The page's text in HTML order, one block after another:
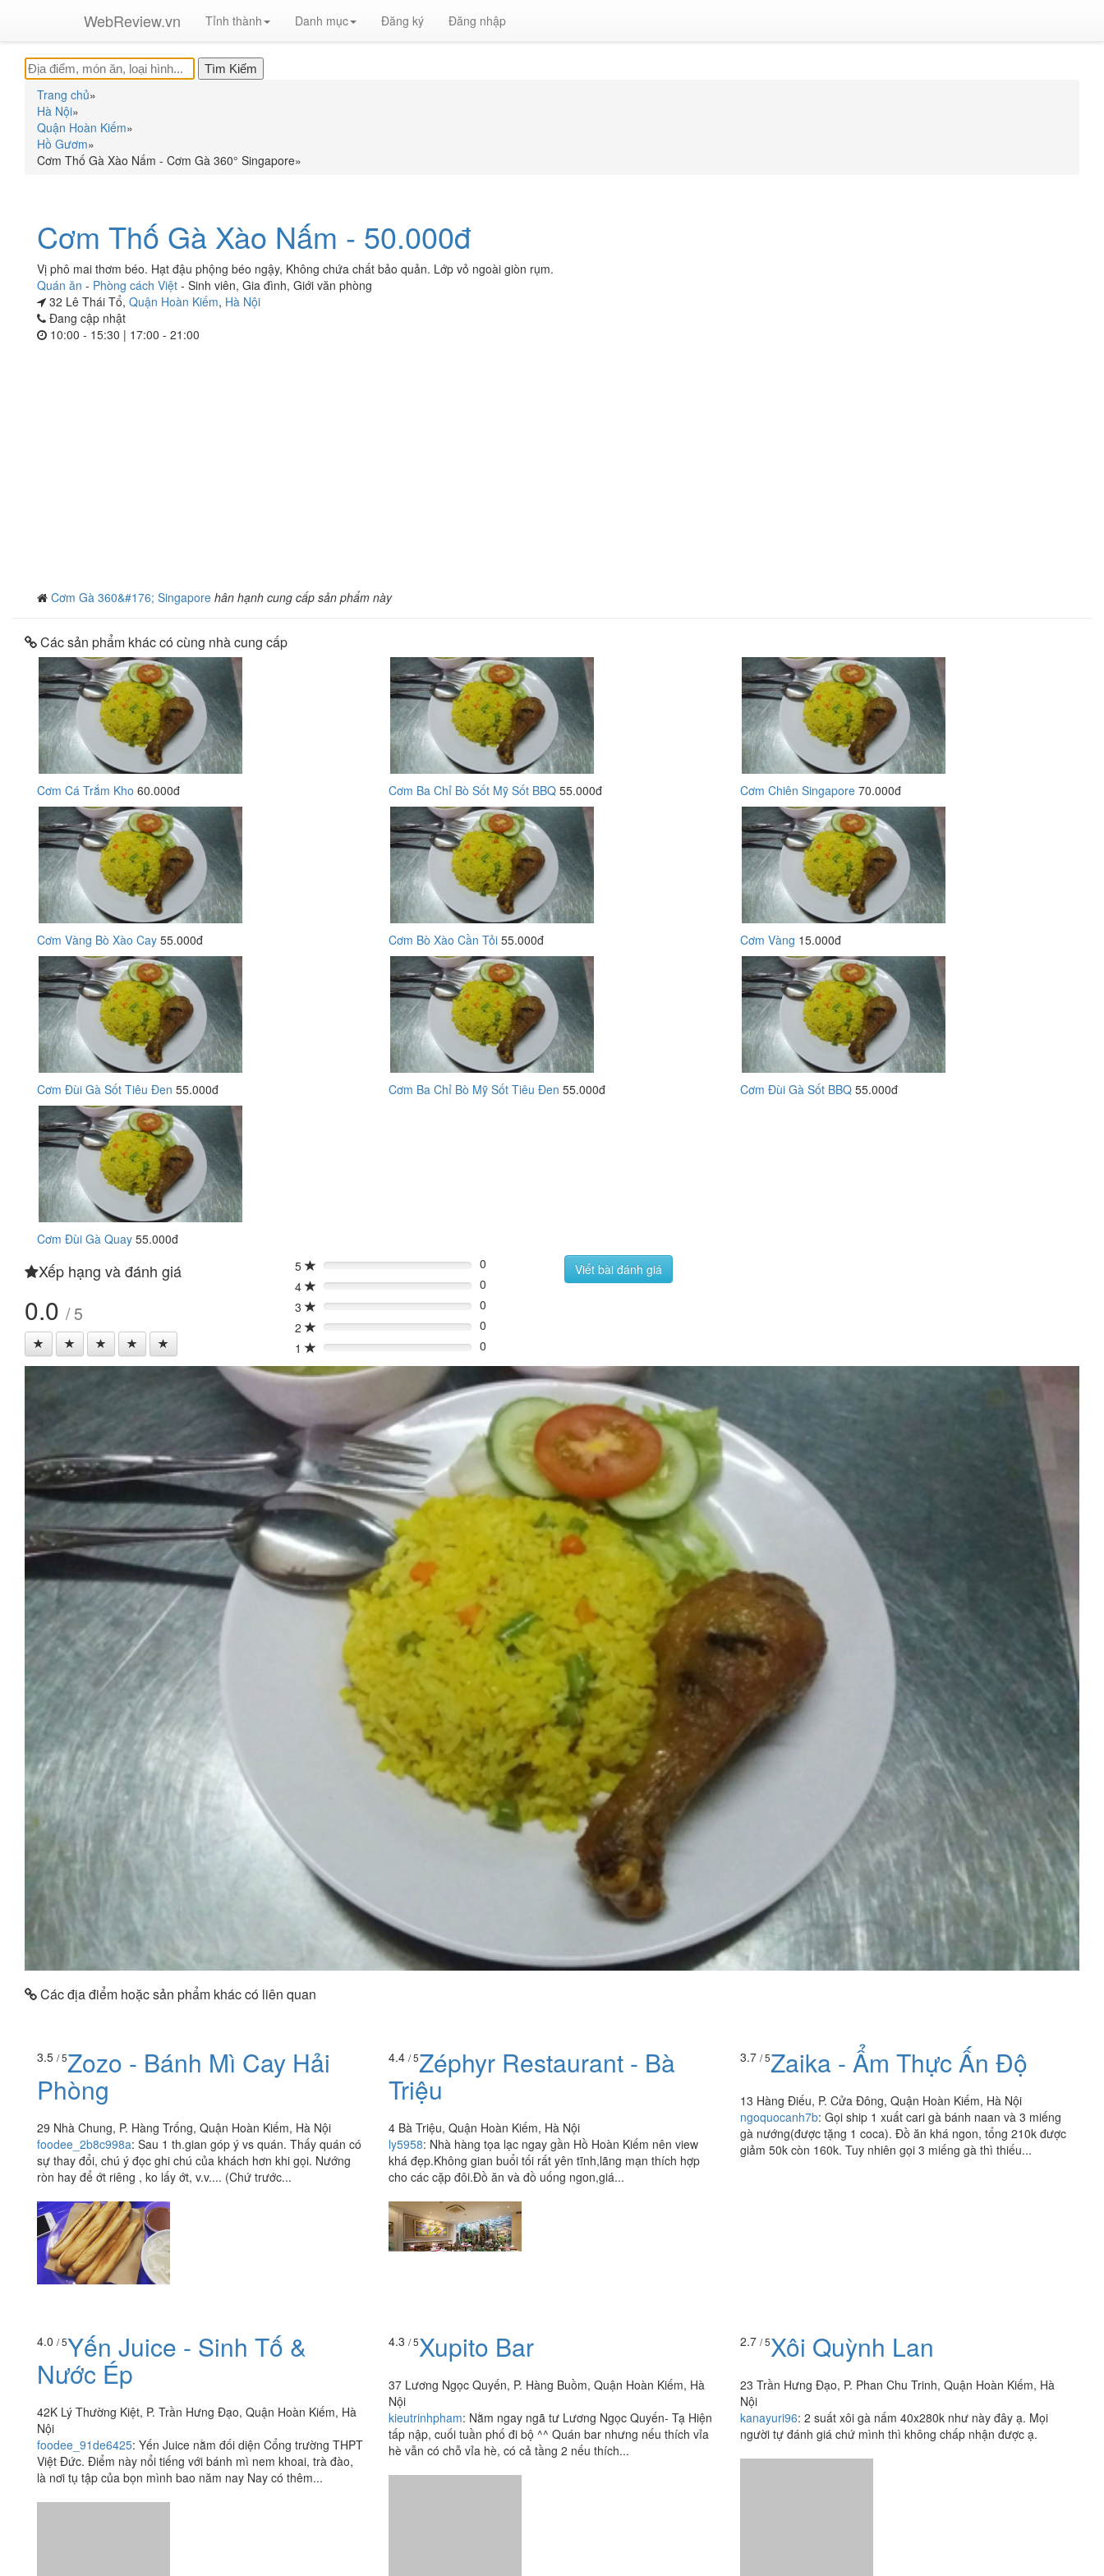
WebReview.vn Tỉnh thành Danh mục Đăng ký Đăng nhập
Trang chủ»
Hà Nội»
Quận Hoàn Kiếm»
Hồ Gươm»
Cơm Thố Gà Xào Nấm - Cơm Gà 360° Singapore»
Cơm Thố Gà Xào Nấm - 50.000đ
Vị phô mai thơm béo. Hạt đậu phộng béo ngậy, Không chứa chất bảo quản. Lớp vỏ ngoài giòn rụm.
Quán ăn - Phòng cách Việt - Sinh viên, Gia đình, Giới văn phòng
32 Lê Thái Tổ, Quận Hoàn Kiếm, Hà Nội
Đang cập nhật
10:00 - 15:30 | 17:00 - 21:00
Cơm Gà 360&#176; Singapore hân hạnh cung cấp sản phẩm này
Các sản phẩm khác có cùng nhà cung cấp
Cơm Cá Trắm Kho 60.000đ Cơm Ba Chỉ Bò Sốt Mỹ Sốt BBQ 55.000đ Cơm Chiên Singapore 70.000đ
Cơm Vàng Bò Xào Cay 55.000đ Cơm Bò Xào Cần Tỏi 55.000đ Cơm Vàng 15.000đ
Cơm Đùi Gà Sốt Tiêu Đen 55.000đ Cơm Ba Chỉ Bò Mỹ Sốt Tiêu Đen 55.000đ Cơm Đùi Gà Sốt BBQ 55.000đ
Cơm Đùi Gà Quay 55.000đ
Xếp hạng và đánh giá
0.0 / 5
5 0%
0
4
0%
0
3
0%
0
2
0%
0
1
0% 0
Viết bài đánh giá
Các địa điểm hoặc sản phẩm khác có liên quan
3.5 / 5Zozo - Bánh Mì Cay Hải
Phòng
29 Nhà Chung, P. Hàng Trống, Quận Hoàn Kiếm, Hà Nội
foodee_2b8c998a: Sau 1 th.gian góp ý vs quán. Thấy quán có
sự thay đổi, chú ý đọc ghi chú của khách hơn khi gọi. Nướng
ròn hay để ớt riêng , ko lấy ớt, v.v.... (Chứ trước...
4.4 / 5Zéphyr Restaurant - Bà
Triệu
4 Bà Triệu, Quận Hoàn Kiếm, Hà Nội
ly5958: Nhà hàng tọa lạc ngay gần Hồ Hoàn Kiếm nên view
khá đẹp.Không gian buổi tối rất yên tĩnh,lãng mạn thích hợp
cho các cặp đôi.Đồ ăn và đồ uống ngon,giá...
3.7 / 5Zaika - Ẩm Thực Ấn Độ
13 Hàng Điếu, P. Cửa Đông, Quận Hoàn Kiếm, Hà Nội
ngoquocanh7b: Gọi ship 1 xuất cari gà bánh naan và 3 miếng
gà nướng(được tặng 1 coca). Đồ ăn khá ngon, tổng 210k được
giảm 50k còn 160k. Tuy nhiên gọi 3 miếng gà thì thiếu...
4.0 / 5Yến Juice - Sinh Tố &
Nước Ép
42K Lý Thường Kiệt, P. Trần Hưng Đạo, Quận Hoàn Kiếm, Hà
Nội
foodee_91de6425: Yến Juice nằm đối diện Cổng trường THPT
Việt Đức. Điểm này nổi tiếng với bánh mì nem khoai, trà đào,
là nơi tụ tập của bọn mình bao năm nay Nay có thêm...
4.3 / 5Xupito Bar
37 Lương Ngọc Quyến, P. Hàng Buồm, Quận Hoàn Kiếm, Hà
Nội
kieutrinhpham: Nằm ngay ngã tư Lương Ngọc Quyến- Tạ Hiện
tấp nập, cuối tuần phố đi bộ ^^ Quán bar nhưng nếu thích vỉa
hè vẫn có chỗ vỉa hè, có cả tầng 2 nếu thích...
2.7 / 5Xôi Quỳnh Lan
23 Trần Hưng Đạo, P. Phan Chu Trinh, Quận Hoàn Kiếm, Hà
Nội
kanayuri96: 2 suất xôi gà nấm 40x280k như này đây ạ. Mọi
người tự đánh giá chứ mình thì không chấp nhận được ạ.